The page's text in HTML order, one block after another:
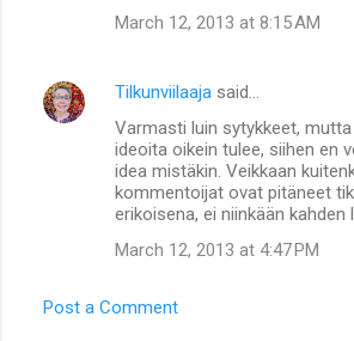
March 12, 2013 at 8:15 AM
Tilkunviilaaja said…
Varmasti luin sytykkeet,
ideoita oikein tulee, siihen en
idea mistäkin. Veikkaan
kommentoijat ovat pitäneet
erikoisena, ei niinkään kahden
March 12, 2013 at 4:47 PM
Post a Comment